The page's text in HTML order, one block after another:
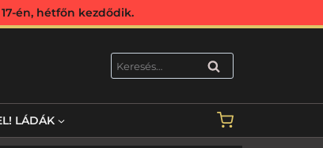
én, hétfőn kezdődik.
KERESÉS
LÁDÁK